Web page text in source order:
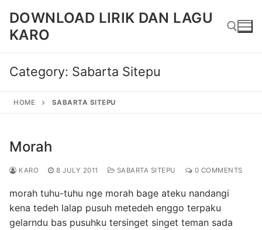
content
DOWNLOAD LIRIK DAN LAGU
KARO
Search for:
Category: Sabarta Sitepu
HOME SABARTA SITEPU
Morah
KARO 8 JULY 2011 SABARTA SITEPU 0 COMMENTS
morah tuhu-tuhu nge morah bage ateku nandangi
kena tedeh lalap pusuh metedeh enggo terpaku
gelarndu bas pusuhku tersinget singet teman sada